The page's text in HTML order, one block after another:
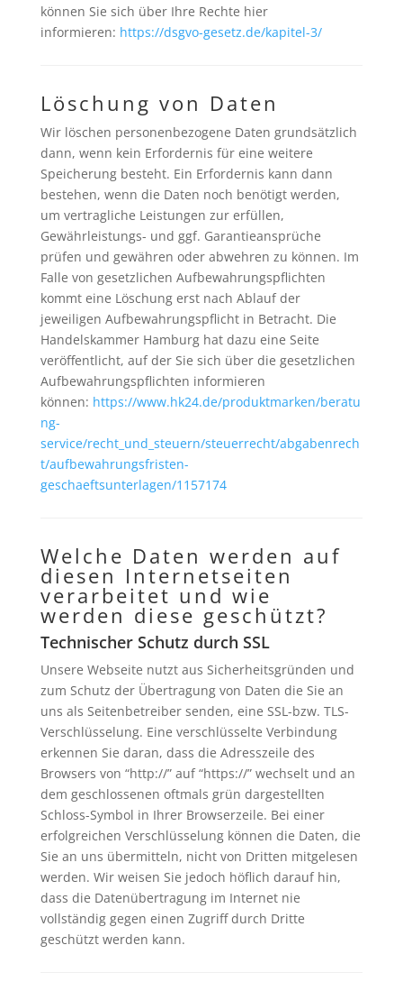
können Sie sich über Ihre Rechte hier
informieren: https://dsgvo-gesetz.de/kapitel-3/
Löschung von Daten
Wir löschen personenbezogene Daten grundsätzlich
dann, wenn kein Erfordernis für eine weitere
Speicherung besteht. Ein Erfordernis kann dann
bestehen, wenn die Daten noch benötigt werden,
um vertragliche Leistungen zur erfüllen,
Gewährleistungs- und ggf. Garantieansprüche
prüfen und gewähren oder abwehren zu können. Im
Falle von gesetzlichen Aufbewahrungspflichten
kommt eine Löschung erst nach Ablauf der
jeweiligen Aufbewahrungspflicht in Betracht. Die
Handelskammer Hamburg hat dazu eine Seite
veröffentlicht, auf der Sie sich über die gesetzlichen
Aufbewahrungspflichten informieren
können: https://www.hk24.de/produktmarken/beratu
ng-
service/recht_und_steuern/steuerrecht/abgabenrech
t/aufbewahrungsfristen-
geschaeftsunterlagen/1157174
Welche Daten werden auf
diesen Internetseiten
verarbeitet und wie
werden diese geschützt?
Technischer Schutz durch SSL
Unsere Webseite nutzt aus Sicherheitsgründen und
zum Schutz der Übertragung von Daten die Sie an
uns als Seitenbetreiber senden, eine SSL-bzw. TLS-
Verschlüsselung. Eine verschlüsselte Verbindung
erkennen Sie daran, dass die Adresszeile des
Browsers von “http://” auf “https://” wechselt und an
dem geschlossenen oftmals grün dargestellten
Schloss-Symbol in Ihrer Browserzeile. Bei einer
erfolgreichen Verschlüsselung können die Daten, die
Sie an uns übermitteln, nicht von Dritten mitgelesen
werden. Wir weisen Sie jedoch höflich darauf hin,
dass die Datenübertragung im Internet nie
vollständig gegen einen Zugriff durch Dritte
geschützt werden kann.